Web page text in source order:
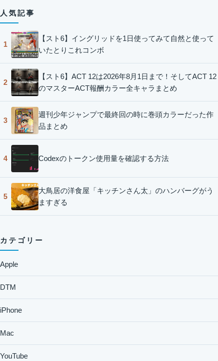
人気記事
1
【スト6】イングリッドを1日使ってみて自然と使って
いたとりこれコンボ
2
【スト6】ACT 12は2026年8月1日まで！そしてACT 12
のマスターACT報酬カラー全キャラまとめ
3
週刊少年ジャンプで最終回の時に巻頭カラーだった作
品まとめ
4 Codexのトークン使用量を確認する方法
5
大鳥居の洋食屋「キッチンさん太」のハンバーグがう
ますぎる
カテゴリー
Apple
DTM
iPhone
Mac
YouTube